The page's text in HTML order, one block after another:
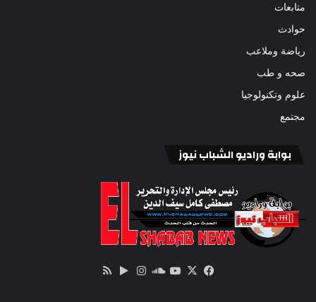
متابعات
حوادث
رياضة وملاعب
صحه و طب
علوم وتكنولوجيا
مجتمع
بوابة وراديو الشباب نيوز
فيسبوك
‫X
‫YouTube
ساوندانستقرام‏Google